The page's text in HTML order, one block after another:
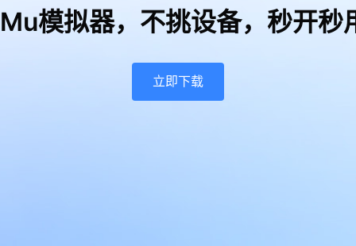
模拟器， 不挑设备，秒开秒
立即下载